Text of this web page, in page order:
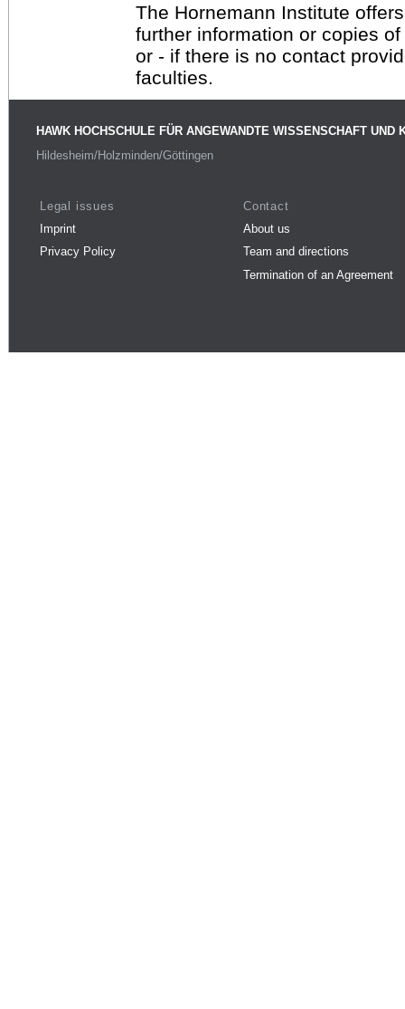
The Hornemann Institute
further information or copies
or - if there is no contact
faculties.
HAWK HOCHSCHULE FÜR ANGEWANDTE WISSENSCHAFT UND
Hildesheim/Holzminden/Göttingen
Legal issues
Imprint
Privacy Policy
Contact
About us
Team and directions
Termination of an Agreement